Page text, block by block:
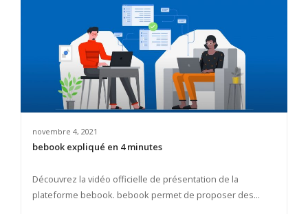
novembre 4, 2021
bebook expliqué en 4 minutes
Découvrez la vidéo officielle de présentation de la
plateforme bebook. bebook permet de proposer des...